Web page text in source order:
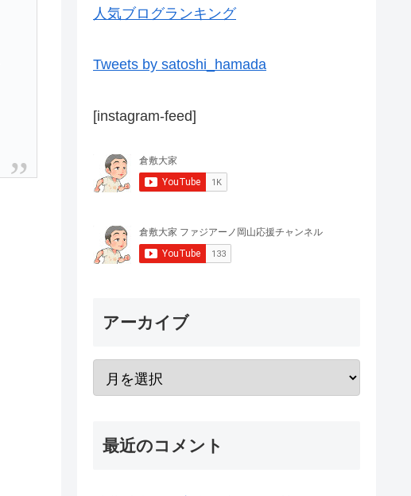
人気ブログランキング
Tweets by satoshi_hamada
[instagram-feed]
アーカイブ
最近のコメント